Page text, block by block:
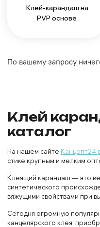
Клей-карандаш на
PVP основе
По вашему запросу
Клей
каталог
На нашем сайте
стике крупным и мелким
Клеящий карандаш — это
синтетического
вяжущими свойствами при
Сегодня огромную
канцелярского клея,